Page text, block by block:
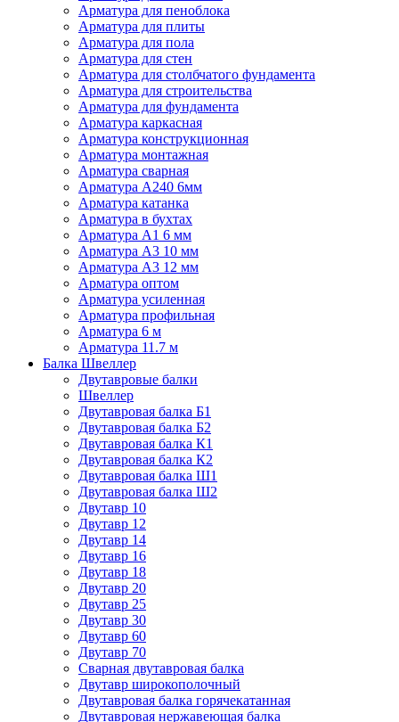
Арматура для пеноблока
Арматура для плиты
Арматура для пола
Арматура для стен
Арматура для столбчатого фундамента
Арматура для строительства
Арматура для фундамента
Арматура каркасная
Арматура конструкционная
Арматура монтажная
Арматура сварная
Арматура А240 6мм
Арматура катанка
Арматура в бухтах
Арматура А1 6 мм
Арматура А3 10 мм
Арматура А3 12 мм
Арматура оптом
Арматура усиленная
Арматура профильная
Арматура 6 м
Арматура 11.7 м
Балка Швеллер
Двутавровые балки
Швеллер
Двутавровая балка Б1
Двутавровая балка Б2
Двутавровая балка К1
Двутавровая балка К2
Двутавровая балка Ш1
Двутавровая балка Ш2
Двутавр 10
Двутавр 12
Двутавр 14
Двутавр 16
Двутавр 18
Двутавр 20
Двутавр 25
Двутавр 30
Двутавр 60
Двутавр 70
Сварная двутавровая балка
Двутавр широкополочный
Двутавровая балка горячекатанная
Двутавровая нержавеющая балка